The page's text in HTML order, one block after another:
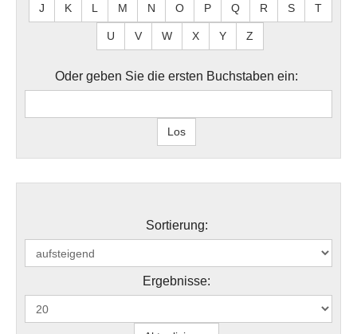
J K L M N O P Q R S T
U V W X Y Z
Oder geben Sie die ersten Buchstaben ein:
Sortierung:
Ergebnisse: